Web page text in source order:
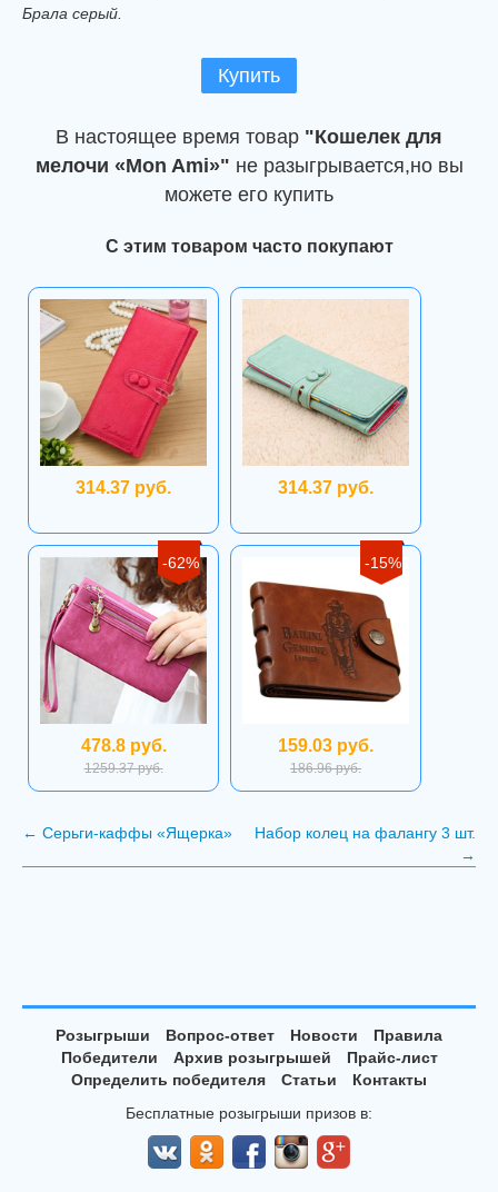
Брала серый.
Купить
В настоящее время товар "Кошелек для
мелочи «Mon Ami»" не разыгрывается,но вы
можете его купить
С этим товаром часто покупают
314.37 руб. 314.37 руб.
-62%
478.8 руб.
1259.37 руб.
-15%
159.03 руб.
186.96 руб.
← Серьги-каффы «Ящерка»
Набор колец на фалангу 3 шт.
→
Розыгрыши Вопрос-ответ Новости
Правила
Победители
Архив розыгрышей
Прайс-лист
Определить победителя
Статьи
Контакты
Бесплатные розыгрыши призов в: